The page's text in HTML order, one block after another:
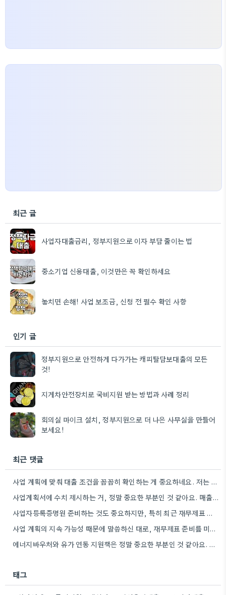
최근 글
사업자대출금리, 정부지원으로 이자 부담 줄이는 법
중소기업 신용대출, 이것만은 꼭 확인하세요
놓치면 손해! 사업 보조금, 신청 전 필수 확인 사항
인기 글
정부지원으로 안전하게 다가가는 캐피탈담보대출의 모든
것!
지게차안전장치로 국비지원 받는 방법과 사례 정리
회의실 마이크 설치, 정부지원으로 더 나은 사무실을 만들어
보세요!
최근 댓글
사업 계획에 맞춰 대출 조건을 꼼꼼히 확인하는 게 중요하네요. 저는 사업 확장 시 금리 변화를…
사업계획서에 수치 제시하는 거, 정말 중요한 부분인 것 같아요. 매출 성장률이나 고용 목표를 구체적으로 적으면…
사업자등록증명원 준비하는 것도 중요하지만, 특히 최근 재무제표 유효기간 꼭 확인해야 해요. 제가 최근 사업 계획서…
사업 계획의 지속 가능성 때문에 말씀하신 대로, 재무제표 준비를 미리 해두는 게 정말 중요하네요. 특히…
에너지바우처와 유가 연동 지원책은 정말 중요한 부분인 것 같아요. 특히 농어민분들이 에너지 가격 변동에 덜…
태그